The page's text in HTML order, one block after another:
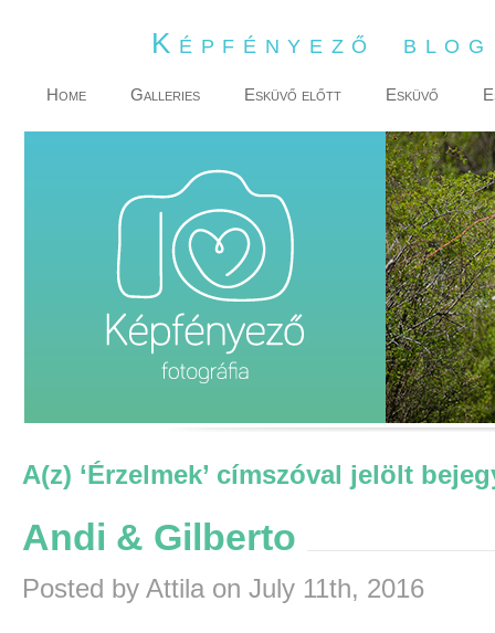
Képfényező
Home Galleries Esküvő előtt Esküvő
A(z) ‘Érzelmek’ címszóval jelölt
Andi & Gilberto
Posted by Attila on July 11th, 2016